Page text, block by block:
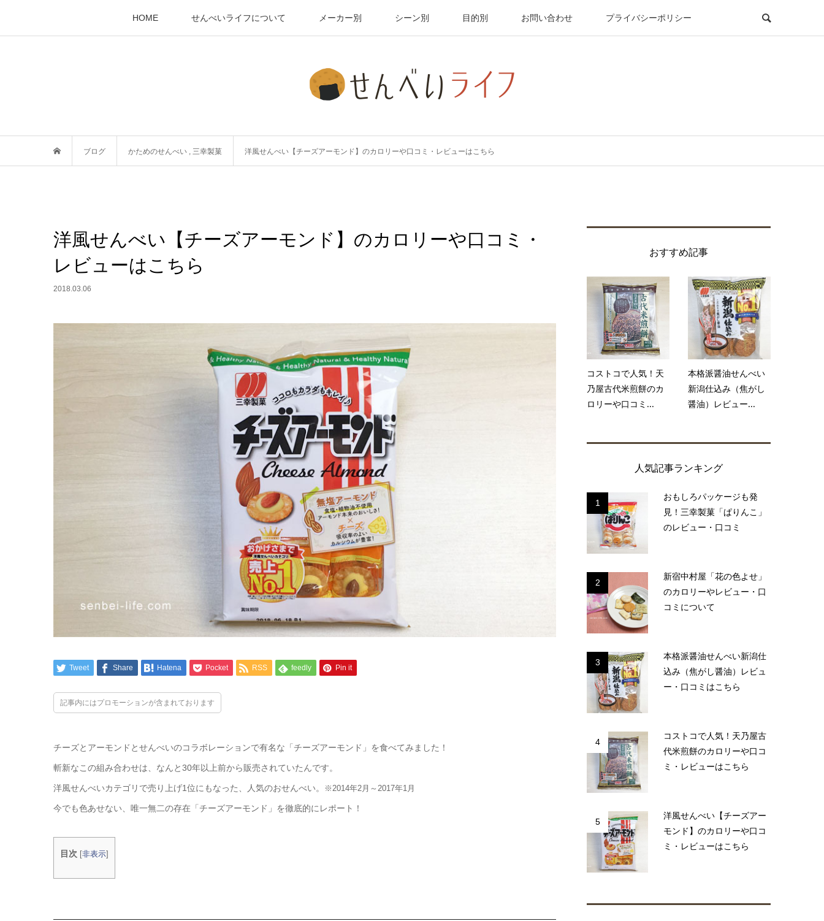
HOME せんべいライフについて メーカー別 シーン別 目的別 お問い合わせ プライバシーポリシー
ブログ かためのせんべい 三幸製菓 洋風せんべい【チーズアーモンド】のカロリーや口コミ・レビューはこちら
洋風せんべい【チーズアーモンド】のカロリーや口コミ・
レビューはこちら
2018.03.06
Tweet Share Hatena Pocket RSS feedly Pin it
記事内にはプロモーションが含まれております
チーズとアーモンドとせんべいのコラボレーションで有名な「チーズアーモンド」を食べてみました！
斬新なこの組み合わせは、なんと30年以上前から販売されていたんです。
洋風せんべいカテゴリで売り上げ1位にもなった、人気のおせんべい。 ※2014年2月～2017年1月
今でも色あせない、唯一無二の存在「チーズアーモンド」を徹底的にレポート！
目次 非表示
おすすめ記事
コストコで人気！天
乃屋古代米煎餅のカ
ロリーや口コミ...
本格派醤油せんべい
新潟仕込み（焦がし
醤油）レビュー...
人気記事ランキング
1
おもしろパッケージも発
見！三幸製菓「ぱりんこ」
のレビュー・口コミ
2
新宿中村屋「花の色よせ」
のカロリーやレビュー・口
コミについて
3
本格派醤油せんべい新潟仕
込み（焦がし醤油）レビュ
ー・口コミはこちら
4
コストコで人気！天乃屋古
代米煎餅のカロリーや口コ
ミ・レビューはこちら
5
洋風せんべい【チーズアー
モンド】のカロリーや口コ
ミ・レビューはこちら